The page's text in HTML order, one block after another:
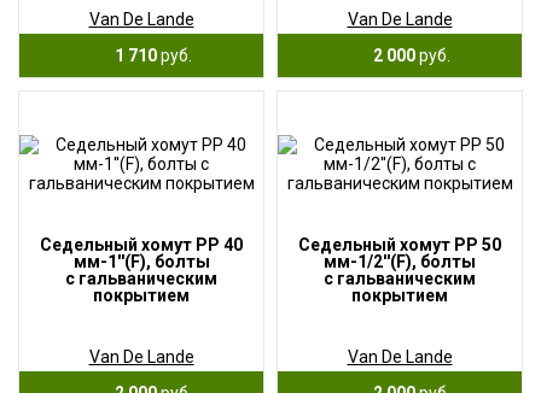
Van De Lande
1 710руб.
Van De Lande
2 000руб.
Седельный хомут PP 40
мм-1''(F), болты
с гальваническим
покрытием
Van De Lande
Седельный хомут PP 50
мм-1/2''(F), болты
с гальваническим
покрытием
Van De Lande